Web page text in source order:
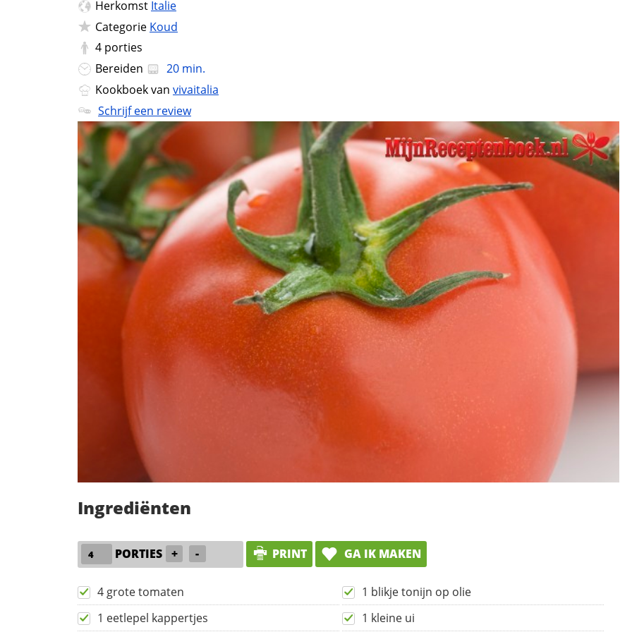
Herkomst Italie
Categorie Koud
4 porties
Bereiden
20 min.
Kookboek van vivaitalia
Schrijf een review
Ingrediënten
PORTIES + - PRINT GA IK MAKEN
4 grote tomaten
1 blikje tonijn op olie
1 eetlepel kappertjes
1 kleine ui